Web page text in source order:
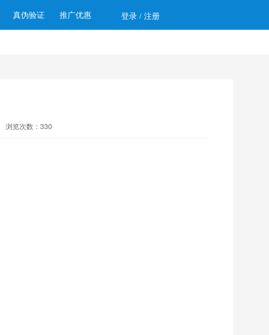
真伪验证 推广优惠 登录 / 注册
浏览次数：330